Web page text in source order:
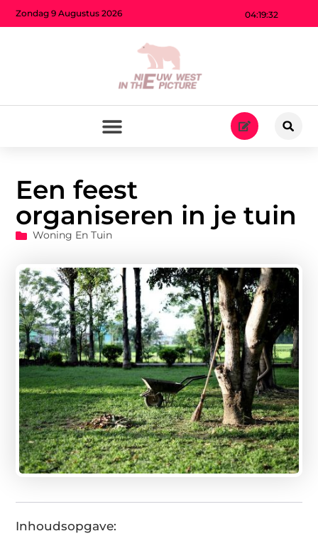
04:19:33
Zondag 9 Augustus 2026
Een feest
organiseren in je tuin
Woning En Tuin
Inhoudsopgave: